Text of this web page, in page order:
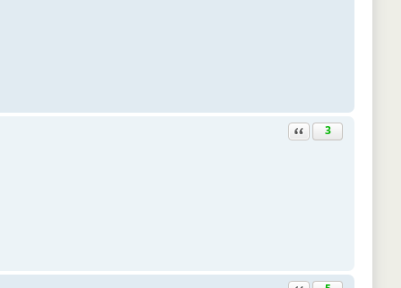
Ответить с цитатой
3